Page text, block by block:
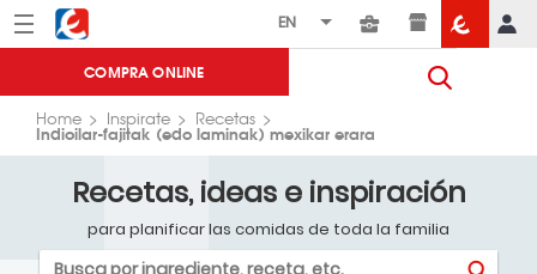
Menú Eroski
COMPRA ONLINE
Home Inspirate Recetas
Indioilar-fajitak (edo laminak) mexikar erara
Recetas, ideas e inspiración
para planificar las comidas de toda la familia